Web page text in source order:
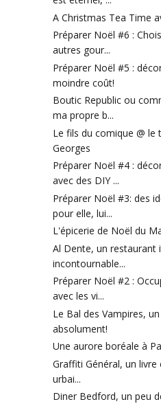
A Christmas Tea Time
Préparer Noël #6 :
autres gour...
Préparer Noël #5 :
moindre coût!
Boutic Republic ou
ma propre b...
Le fils du comique @ le
Georges
Préparer Noël #4 :
avec des DIY ...
Préparer Noël #3: des
pour elle, lui...
L'épicerie de Noël du
Al Dente, un restaurant
incontournable...
Préparer Noël #2 :
avec les vi...
Le Bal des Vampires,
absolument!
Une aurore boréale à
Graffiti Général, un livre
urbai...
Diner Bedford, un peu